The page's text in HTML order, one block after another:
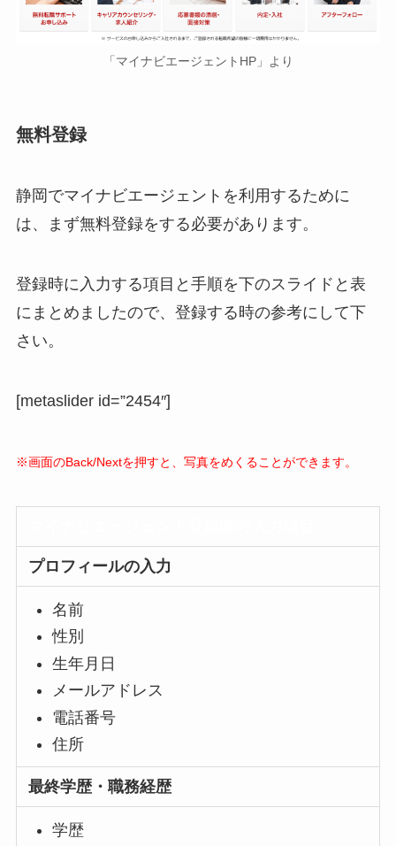
「マイナビエージェントHP」より
無料登録
静岡でマイナビエージェントを利用するために
は、まず無料登録をする必要があります。
登録時に入力する項目と手順を下のスライドと表
にまとめましたので、登録する時の参考にして下
さい。
[metaslider id=”2454″]
※画面のBack/Nextを押すと、写真をめくることができます。
プロフィールの入力
名前
性別
生年月日
メールアドレス
電話番号
住所
最終学歴・職務経歴
学歴